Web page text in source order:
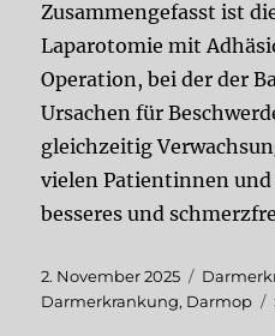
Zusammengefasst ist
Laparotomie mit
Operation, bei der der
Ursachen für
gleichzeitig
vielen Patientinnen
besseres und
Veröffentlicht
am
2. November 2025
Darmerkrankung, Darmop